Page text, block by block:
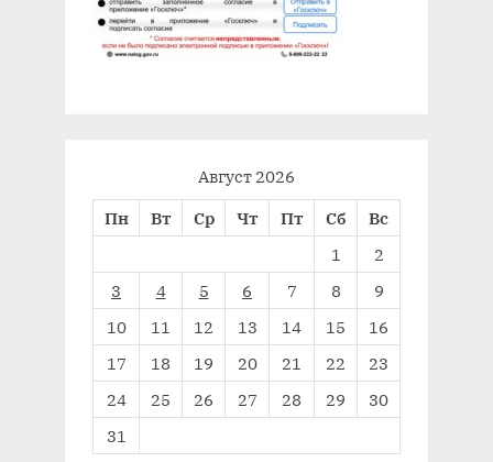
Август 2026
Пн
Вт Ср Чт Пт Сб
Вс
1
2
3
4 5 6 7 8
9
10
11 12 13 14 15
16
17
18 19 20 21 22
23
24
25 26 27 28 29
30
31